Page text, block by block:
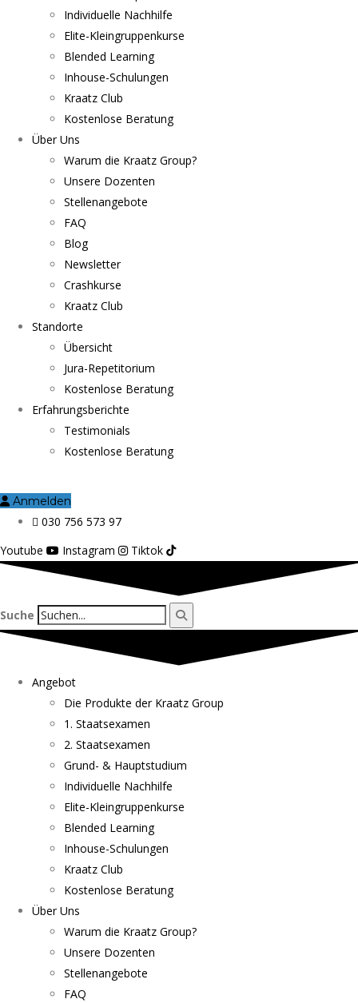
Individuelle Nachhilfe
Elite-Kleingruppenkurse
Blended Learning
Inhouse-Schulungen
Kraatz Club
Kostenlose Beratung
Über Uns
Warum die Kraatz Group?
Unsere Dozenten
Stellenangebote
FAQ
Blog
Newsletter
Crashkurse
Kraatz Club
Standorte
Übersicht
Jura-Repetitorium
Kostenlose Beratung
Erfahrungsberichte
Testimonials
Kostenlose Beratung
Anmelden
030 756 573 97
Youtube
Instagram Tiktok
Suche
Angebot
Die Produkte der Kraatz Group
1. Staatsexamen
2. Staatsexamen
Grund- & Hauptstudium
Individuelle Nachhilfe
Elite-Kleingruppenkurse
Blended Learning
Inhouse-Schulungen
Kraatz Club
Kostenlose Beratung
Über Uns
Warum die Kraatz Group?
Unsere Dozenten
Stellenangebote
FAQ